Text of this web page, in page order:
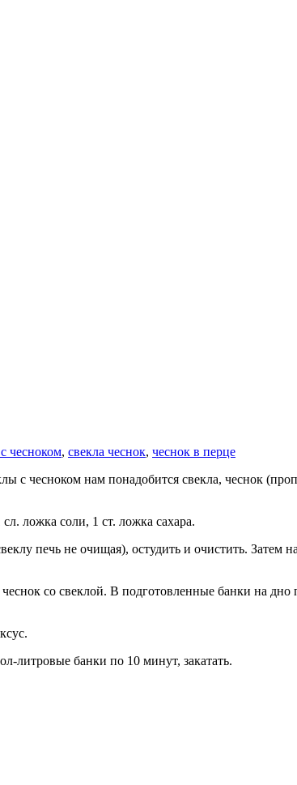
чесноком, свекла чеснок, чеснок в перце
с чесноком нам понадобится свекла, чеснок
ложка соли, 1 ст. ложка сахара.
печь не очищая), остудить и очистить. Затем
со свеклой. В подготовленные банки на
литровые банки по 10 минут, закатать.